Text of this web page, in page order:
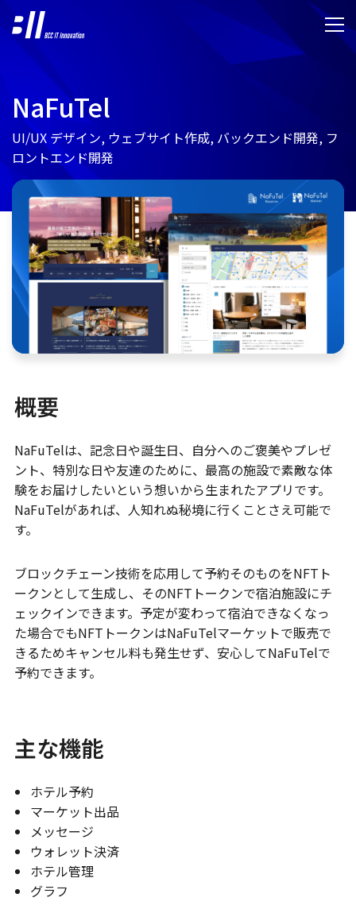
NaFuTel
UI/UX デザイン, ウェブサイト作成, バックエンド開発, フ
ロントエンド開発
概要
NaFuTelは、記念日や誕生日、自分へのご褒美やプレゼ
ント、特別な日や友達のために、最高の施設で素敵な体
験をお届けしたいという想いから生まれたアプリです。
NaFuTelがあれば、人知れぬ秘境に行くことさえ可能で
す。
ブロックチェーン技術を応用して予約そのものをNFTト
ークンとして生成し、そのNFTトークンで宿泊施設にチ
ェックインできます。予定が変わって宿泊できなくなっ
た場合でもNFTトークンはNaFuTelマーケットで販売で
きるためキャンセル料も発生せず、安心してNaFuTelで
予約できます。
主な機能
ホテル予約
マーケット出品
メッセージ
ウォレット決済
ホテル管理
グラフ